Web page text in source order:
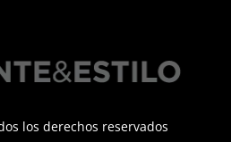
los derechos reservados